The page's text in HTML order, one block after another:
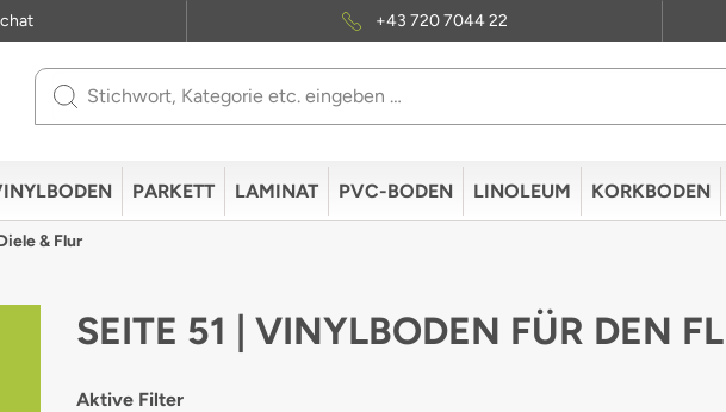
chat +43 720 7044 22
Use
down
to
Press
PARKETT LAMINAT PVC-BODEN LINOLEUM KORKBODEN
& Flur
SEITE 51 | VINYLBODEN FÜR DEN
Aktive Filter